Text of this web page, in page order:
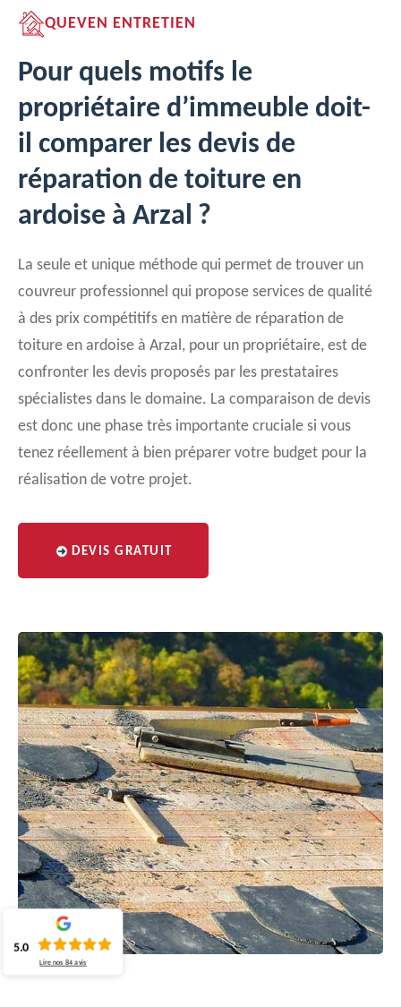
QUEVEN ENTRETIEN
Pour quels motifs le
propriétaire d’immeuble doit-
il comparer les devis de
réparation de toiture en
ardoise à Arzal ?
La seule et unique méthode qui permet de trouver un
couvreur professionnel qui propose services de qualité
à des prix compétitifs en matière de réparation de
toiture en ardoise à Arzal, pour un propriétaire, est de
confronter les devis proposés par les prestataires
spécialistes dans le domaine. La comparaison de devis
est donc une phase très importante cruciale si vous
tenez réellement à bien préparer votre budget pour la
réalisation de votre projet.
DEVIS GRATUIT
5.0
Lire nos84 avis